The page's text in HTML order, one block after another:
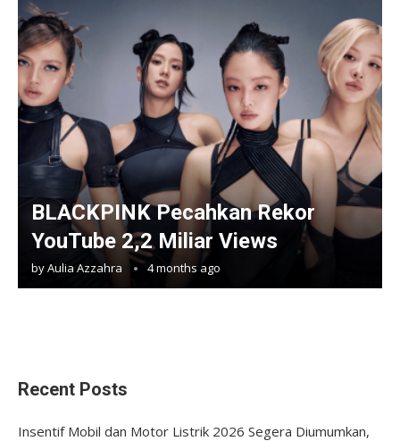
BLACKPINK Pecahkan Rekor
YouTube 2,2 Miliar Views
byAulia Azzahra 4 months ago
Recent Posts
Insentif Mobil dan Motor Listrik 2026 Segera Diumumkan,